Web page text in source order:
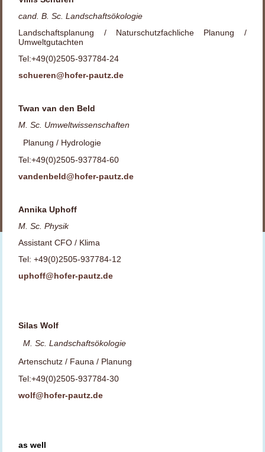
cand. B. Sc. Landschaftsökologie
Landschaftsplanung / Naturschutzfachliche Planung /
Umweltgutachten
Tel:+49(0)2505-937784-24
schueren@hofer-pautz.de
Twan van den Beld
M. Sc. Umweltwissenschaften
Planung / Hydrologie
Tel:+49(0)2505-937784-60
vandenbeld@hofer-pautz.de
Annika Uphoff
M. Sc. Physik
Assistant CFO / Klima
Tel: +49(0)2505-937784-12
uphoff@hofer-pautz.de
Silas Wolf
M. Sc. Landschaftsökologie
Artenschutz / Fauna / Planung
Tel:+49(0)2505-937784-30
wolf@hofer-pautz.de
as well